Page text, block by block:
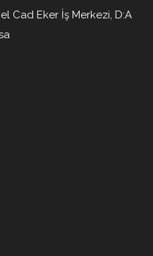
Cad Eker İş Merkezi, D:A